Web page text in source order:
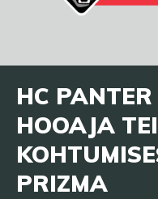
HC
HOOAJA
PRIZMA